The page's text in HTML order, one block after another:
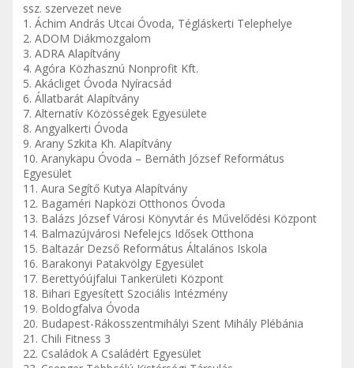
ssz. szervezet neve
1. Áchim András Utcai Óvoda, Tégláskerti Telephelye
2. ADOM Diákmozgalom
3. ADRA Alapítvány
4. Agóra Közhasznú Nonprofit Kft.
5. Akácliget Óvoda Nyíracsád
6. Állatbarát Alapítvány
7. Alternatív Közösségek Egyesülete
8. Angyalkerti Óvoda
9. Arany Szkita Kh. Alapítvány
10. Aranykapu Óvoda – Bernáth József Református
Egyesület
11. Aura Segítő Kutya Alapítvány
12. Bagaméri Napközi Otthonos Óvoda
13. Balázs József Városi Könyvtár és Művelődési Központ
14. Balmazújvárosi Nefelejcs Idősek Otthona
15. Baltazár Dezső Református Általános Iskola
16. Barakonyi Patakvölgy Egyesület
17. Berettyóújfalui Tankerületi Központ
18. Bihari Egyesített Szociális Intézmény
19. Boldogfalva Óvoda
20. Budapest-Rákosszentmihályi Szent Mihály Plébánia
21. Chili Fitness 3
22. Családok A Családért Egyesület